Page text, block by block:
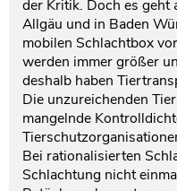
der Kritik. Doch es geht
Allgäu und in Baden
mobilen Schlachtbox
werden immer größer
deshalb haben
Die unzureichenden
mangelnde
Bei rationalisierten
Schlachtung nicht